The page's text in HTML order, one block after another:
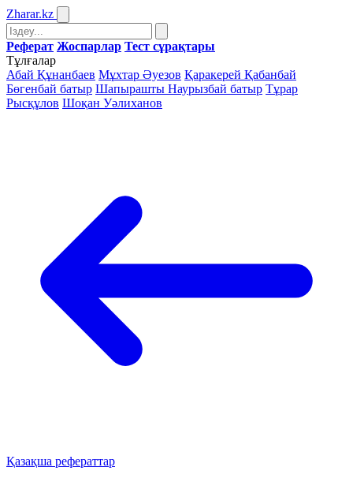
Zharar.kz
Реферат Жоспарлар Тест сұрақтары
Тұлғалар
Абай Құнанбаев Мұхтар Әуезов Қаракерей Қабанбай
Бөгенбай батыр Шапырашты Наурызбай батыр Тұрар
Рысқұлов Шоқан Уәлиханов
Қазақша рефераттар